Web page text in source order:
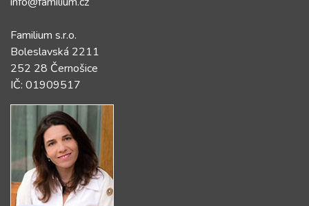
Familium s.r.o.
Boleslavská 2211
252 28 Černošice
IČ: 01909517